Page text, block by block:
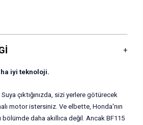
iyi teknoloji.
çıktığınızda, sizi yerlere götürecek
motor istersiniz. Ve elbette, Honda'nın
daha akıllıca değil. Ancak BF115